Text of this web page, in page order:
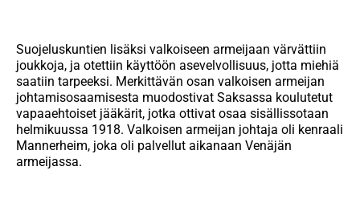
Suojeluskuntien lisäksi valkoiseen armeijaan värvättiin
joukkoja, ja otettiin käyttöön asevelvollisuus, jotta miehiä
saatiin tarpeeksi. Merkittävän osan valkoisen armeijan
johtamisosaamisesta muodostivat Saksassa koulutetut
vapaaehtoiset jääkärit, jotka ottivat osaa sisällissotaan
helmikuussa 1918. Valkoisen armeijan johtaja oli kenraali
Mannerheim, joka oli palvellut aikanaan Venäjän
armeijassa.